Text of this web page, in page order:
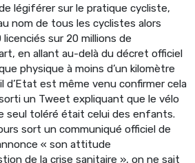
légiférer sur le pratique cycliste,
nom de tous les cyclistes alors
licenciés sur 20 millions de
en allant au-delà du décret officiel
physique à moins d’un kilomètre
d’Etat est même venu confirmer cela
un Tweet expliquant que le vélo
seul toléré était celui des enfants.
sort un communiqué officiel de
« son attitude
de la crise sanitaire », on ne sait